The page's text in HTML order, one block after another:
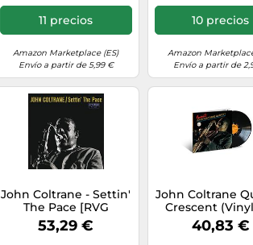
11 precios
Amazon Marketplace (ES)
Envío a partir de 5,99 €
10 precios
Amazon
Envío a partir de
John Coltrane - Settin'
The Pace [RVG
Edition]
53,29 €
John Coltrane
Crescent
Album
Cover)
40,83 €